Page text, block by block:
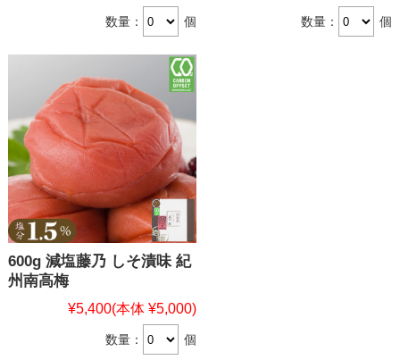
数量： 個 数量： 個
600g 減塩藤乃 しそ漬味 紀
州南高梅
¥5,400(本体 ¥5,000)
数量： 個